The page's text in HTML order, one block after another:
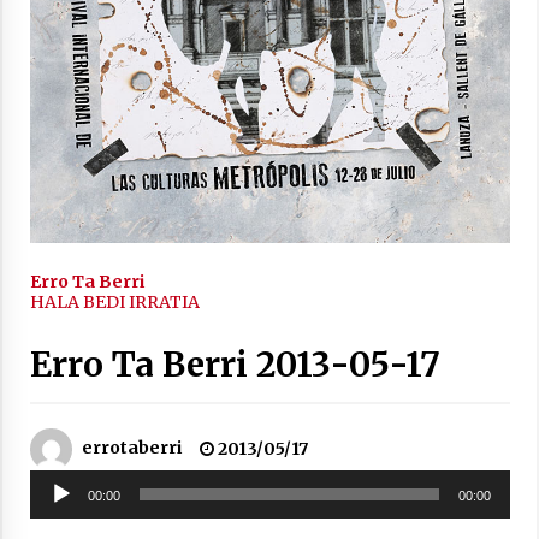
2021/11/25
Mahai-ingurua: irratia, podcastak
eta ondoren zer?
2021/11/12
2021/11/11
Erro Ta Berri
HALA BEDI IRRATIA
Erro Ta Berri 2013-05-17
errotaberri
2013/05/17
Soinu
erreproduzigailua
00:00 00:00